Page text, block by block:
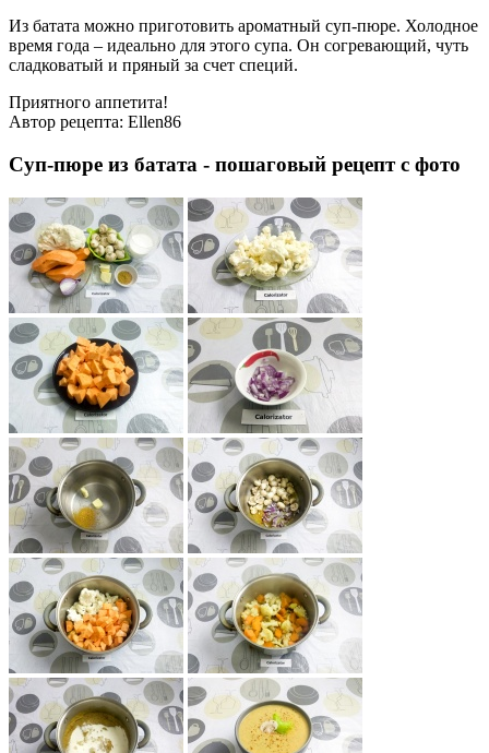
Из батата можно приготовить ароматный суп-пюре. Холодное
время года – идеально для этого супа. Он согревающий, чуть
сладковатый и пряный за счет специй.
Приятного аппетита!
Автор рецепта: Ellen86
Суп-пюре из батата - пошаговый рецепт с фото